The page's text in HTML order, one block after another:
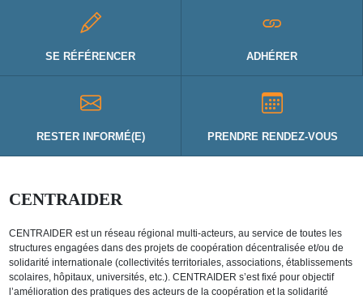
SE RÉFÉRENCER ADHÉRER
RESTER INFORMÉ(E) PRENDRE RENDEZ-VOUS
CENTRAIDER
CENTRAIDER est un réseau régional multi-acteurs, au service de toutes les
structures engagées dans des projets de coopération décentralisée et/ou de
solidarité internationale (collectivités territoriales, associations, établissements
scolaires, hôpitaux, universités, etc.). CENTRAIDER s’est fixé pour objectif
l’amélioration des pratiques des acteurs de la coopération et la solidarité